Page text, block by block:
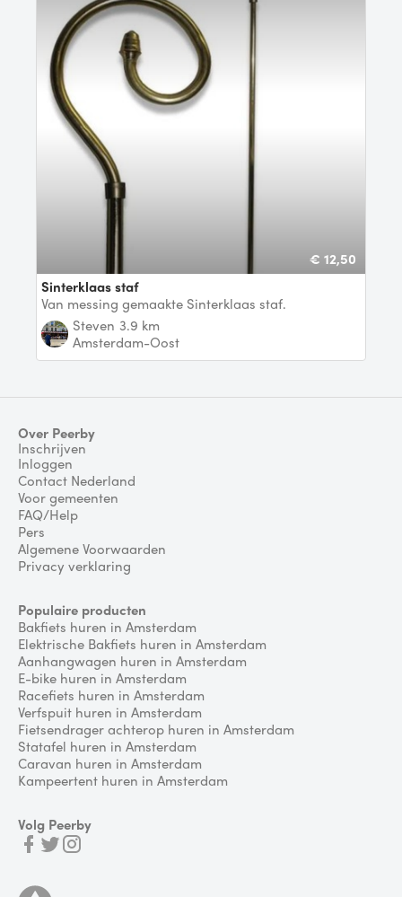
€ 12,50
Sinterklaas staf
Van messing gemaakte Sinterklaas staf.
Steven 3.9 km
Amsterdam-Oost
Over Peerby
Inschrijven
Inloggen
Contact Nederland
Voor gemeenten
FAQ/Help
Pers
Algemene Voorwaarden
Privacy verklaring
Populaire producten
Bakfiets huren in Amsterdam
Elektrische Bakfiets huren in Amsterdam
Aanhangwagen huren in Amsterdam
E-bike huren in Amsterdam
Racefiets huren in Amsterdam
Verfspuit huren in Amsterdam
Fietsendrager achterop huren in Amsterdam
Statafel huren in Amsterdam
Caravan huren in Amsterdam
Kampeertent huren in Amsterdam
Volg Peerby